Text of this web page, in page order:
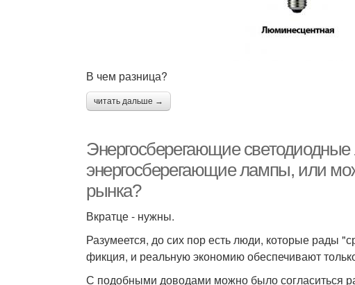
В чем разница?
читать дальше →
Энергосберегающие
энергосберегающие лампы, или
рынка?
Вкратце - нужны.
Разумеется, до сих пор есть люди, которые рады
фикция, и реальную экономию обеспечивают
С подобными доводами можно было согласиться